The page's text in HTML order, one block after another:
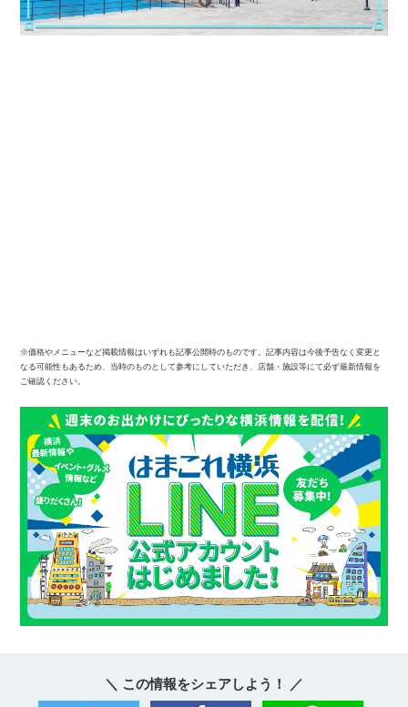
※価格やメニューなど掲載情報はいずれも記事公開時のものです。記事内容は今後予告なく変更と
なる可能性もあるため、当時のものとして参考にしていただき、店舗・施設等にて必ず最新情報を
ご確認ください。
＼ この情報をシェアしよう！ ／